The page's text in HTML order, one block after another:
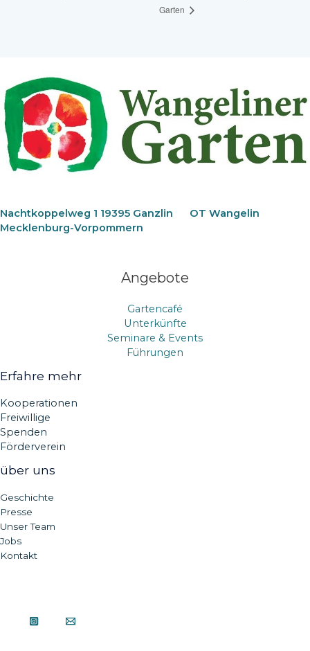
Garten
Nachtkoppelweg 1 19395 Ganzlin OT Wangelin
Mecklenburg-Vorpommern
Angebote
Gartencafé
Unterkünfte
Seminare & Events
Führungen
Erfahre mehr
Kooperationen
Freiwillige
Spenden
Förderverein
über uns
Geschichte
Presse
Unser Team
Jobs
Kontakt